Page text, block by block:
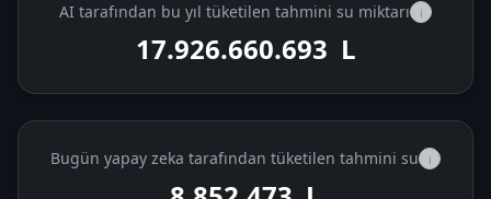
AI tarafından bu yıl tüketilen tahmini su miktarı i
17.926.660.836 L
Bugün yapay zeka tarafından tüketilen tahmini su i